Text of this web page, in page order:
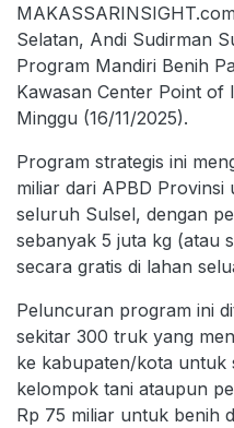
Selatan, Andi Sudirman
Program Mandiri Benih
Kawasan Center Point of
Minggu (16/11/2025).
Program strategis ini
miliar dari APBD
seluruh Sulsel, dengan
sebanyak 5 juta kg (atau
secara gratis di lahan
Peluncuran program ini
sekitar 300 truk yang
ke kabupaten/kota untuk
kelompok tani ataupun
Rp 75 miliar untuk benih